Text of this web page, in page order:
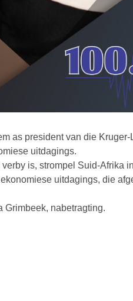
as president van die
uitdagings.
is, strompel Suid-Afrika
uitdagings, die
Grimbeek, nabetragting.